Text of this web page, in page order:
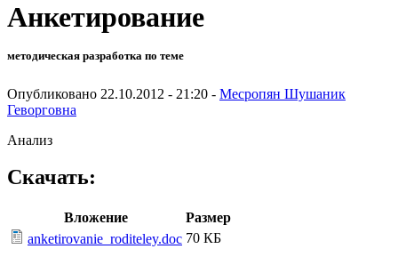
Анкетирование
методическая разработка по теме
Опубликовано 22.10.2012 - 21:20 - Месропян Шушаник
Геворговна
Анализ
Скачать:
Вложение
Размер
anketirovanie_roditeley.doc 70 КБ